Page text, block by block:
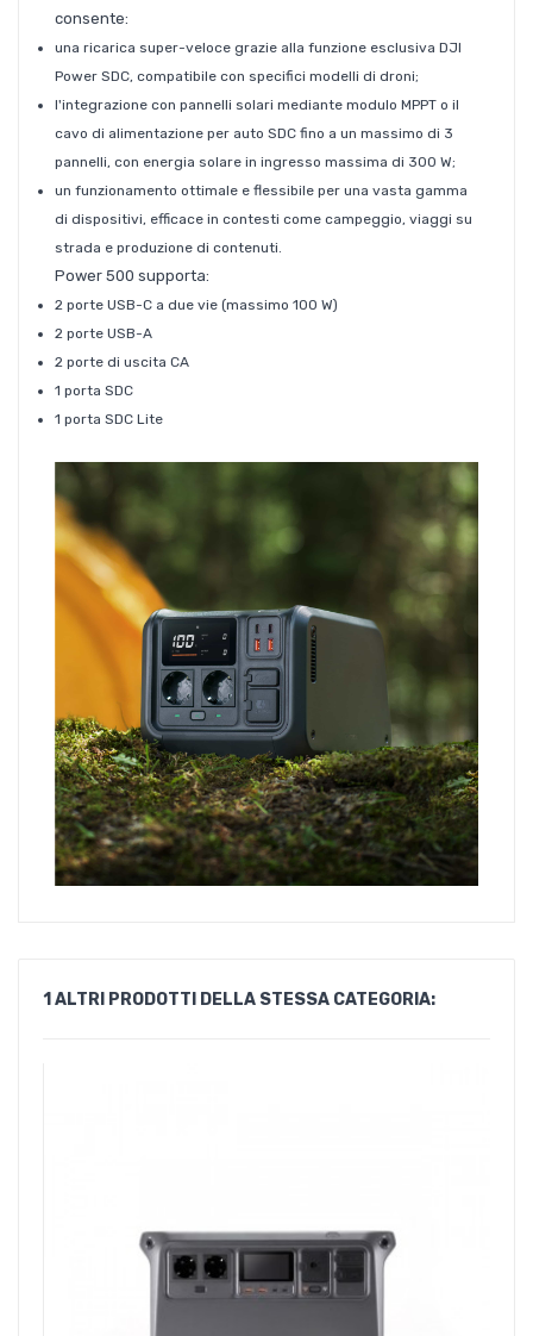
consente:
una ricarica super-veloce grazie alla funzione esclusiva DJI
Power SDC, compatibile con specifici modelli di droni;
l'integrazione con pannelli solari mediante modulo MPPT o il
cavo di alimentazione per auto SDC fino a un massimo di 3
pannelli, con energia solare in ingresso massima di 300 W;
un funzionamento ottimale e flessibile per una vasta gamma
di dispositivi, efficace in contesti come campeggio, viaggi su
strada e produzione di contenuti.
Power 500 supporta:
2 porte USB-C a due vie (massimo 100 W)
2 porte USB-A
2 porte di uscita CA
1 porta SDC
1 porta SDC Lite
1 ALTRI PRODOTTI DELLA STESSA CATEGORIA: